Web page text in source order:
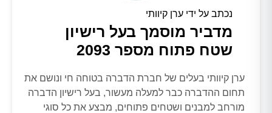
נכתב על ידי ערן קיוותי
מדביר מוסמך בעל רישיון
שטח פתוח מספר 2093
ערן קיוותי בעלים של חברת הדברה בטוחה חי ונושם את
תחום ההדברה כבר למעלה מעשור, בעל רישיון הדברה
מורחב למבנים ושטחים פתוחים, מבצע את כל סוגי